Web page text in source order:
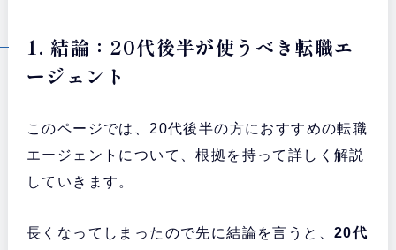
1. 結論：20代後半が使うべき転職エ
ージェント
このページでは、20代後半の方におすすめの転職
エージェントについて、根拠を持って詳しく解説
していきます。
長くなってしまったので先に結論を言うと、 20代